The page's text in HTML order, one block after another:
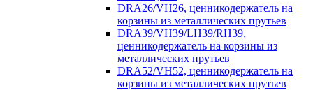
DRA26/VH26, ценникодержатель на
корзины из металлических прутьев
DRA39/VH39/LH39/RH39,
ценникодержатель на корзины из
металлических прутьев
DRA52/VH52, ценникодержатель на
корзины из металлических прутьев